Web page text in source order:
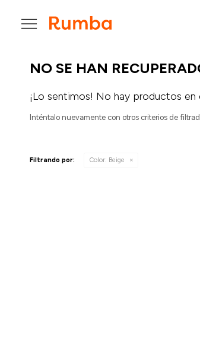

NO SE HAN
¡Lo sentimos! No hay productos en
Inténtalo nuevamente con otros criterios de
Filtrando por: Color: Beige